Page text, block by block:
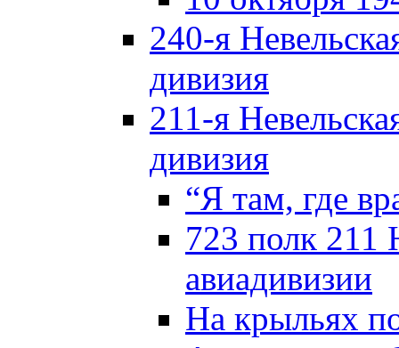
240-я
дивизия
211-я
дивизия
“Я там, где
723 полк 211
авиадивизии
На крыльях